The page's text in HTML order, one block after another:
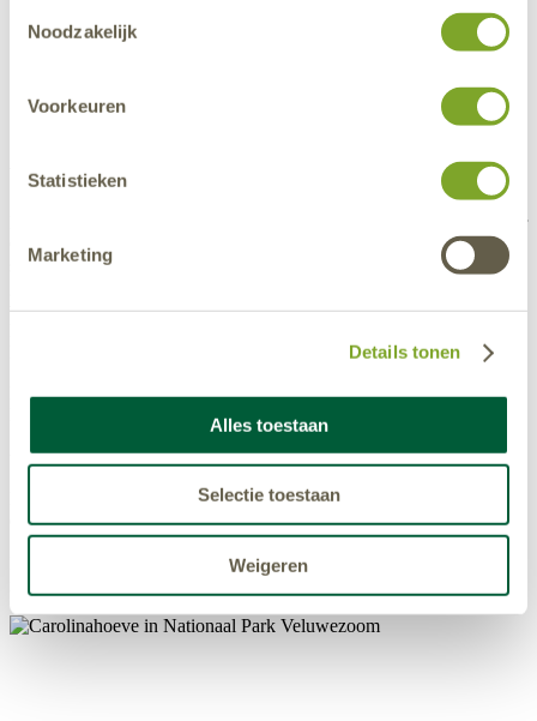
Noodzakelijk
Voorkeuren
Statistieken
Marketing
Details tonen
Alles toestaan
Selectie toestaan
Weigeren
Wildtiere beobachten bei De Elsberg
Ort, um Hirsche, Rehe, Dachse, Füchse und Wildschweine zu
sehen, ist der Wildbeobachtungspunkt De Elsberg. Hier hat man das
wenn sich das Wild nicht zeigt, lohnt sich ein Besuch an diesem
Blick auf die Rheder- und Worth-Rhederheide.
Der Wildbeobachtungsposten liegt wenige hundert Meter vom
Parkplatz De Elsberg an der Lange Juffer entfernt und ist mit
Schildern gekennzeichnet. ACHTUNG: Ausschließlich erreichbar
über Laag-Soeren.
Möchten Sie eine (längere) Wanderung machen? Folgen Sie dann
den roten Schildern der 5,5 Kilometer langen Wanderroute Achterste
Schaddeveld. Oder wählen Sie die Bronstroute von 8,4 Kilometern.
Im September und Oktober ist die Wahrscheinlichkeit groß, dass Sie